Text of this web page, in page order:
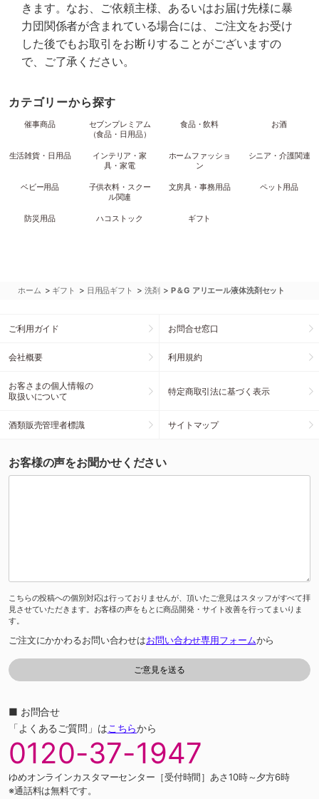
きます。なお、ご依頼主様、あるいはお届け先様に暴
力団関係者が含まれている場合には、ご注文をお受け
した後でもお取引をお断りすることがございますの
で、ご了承ください。
カテゴリーから探す
催事商品
セブンプレミアム
（食品・日用品）
食品・飲料 お酒
生活雑貨・日用品
インテリア・家
具・家電
ホームファッショ
ン
シニア・介護関連
ベビー用品
子供衣料・スクー
ル関連
文房具・事務用品 ペット用品
防災用品 ハコストック ギフト
ホーム > ギフト > 日用品ギフト > 洗剤 >P＆G アリエール液体洗剤セット
ご利用ガイド お問合せ窓口
会社概要 利用規約
お客さまの個人情報の
取扱いについて
特定商取引法に基づく表示
酒類販売管理者標識 サイトマップ
お客様の声をお聞かせください
こちらの投稿への個別対応は行っておりませんが、頂いたご意見はスタッフがすべて拝
見させていただきます。お客様の声をもとに商品開発・サイト改善を行ってまいりま
す。
ご注文にかかわるお問い合わせはお問い合わせ専用フォームから
■ お問合せ
「よくあるご質問」はこちらから
0120-37-1947
ゆめオンラインカスタマーセンター［受付時間］あさ10時～夕方6時
※通話料は無料です。